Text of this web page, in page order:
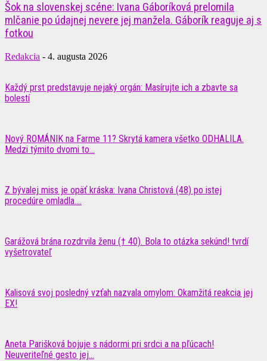
Šok na slovenskej scéne: Ivana Gáboríková prelomila
mlčanie po údajnej nevere jej manžela. Gáborík reaguje aj s
fotkou
Redakcia - 4. augusta 2026
Každý prst predstavuje nejaký orgán: Masírujte ich a zbavte sa
bolestí
Nový ROMÁNIK na Farme 11? Skrytá kamera všetko ODHALILA.
Medzi týmito dvomi to...
Z bývalej miss je opäť kráska: Ivana Christová (48) po istej
procedúre omladla....
Garážová brána rozdrvila ženu († 40). Bola to otázka sekúnd! tvrdí
vyšetrovateľ
Kalisová svoj posledný vzťah nazvala omylom: Okamžitá reakcia jej
EX!
Aneta Parišková bojuje s nádormi pri srdci a na pľúcach!
Neuveriteľné gesto jej...